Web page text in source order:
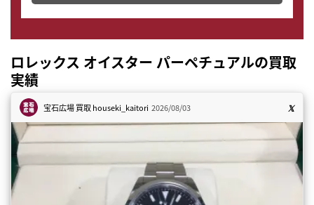
ロレックス オイスター パーペチュアルの買取
実績
宝石広場 買取houseki_kaitori 2026/08/03